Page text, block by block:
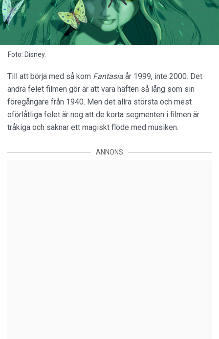
Foto: Disney.
Till att börja med så kom Fantasia år 1999, inte 2000. Det
andra felet filmen gör är att vara häften så lång som sin
föregångare från 1940. Men det allra största och mest
oförlåtliga felet är nog att de korta segmenten i filmen är
tråkiga och saknar ett magiskt flöde med musiken.
ANNONS